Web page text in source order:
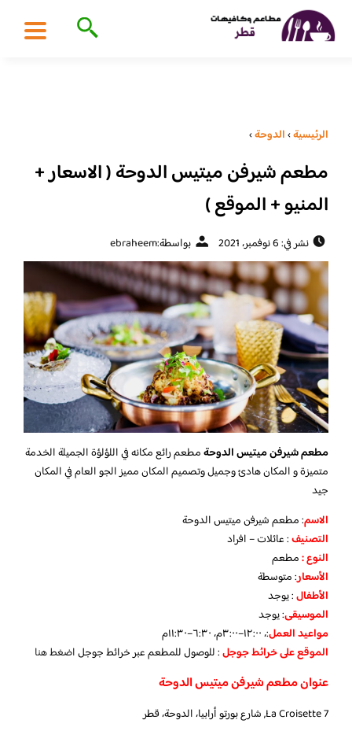
الرئيسية›الدوحة›
مطعم شيرفن ميتيس الدوحة ( الاسعار +
المنيو + الموقع )
نشر في: 6 نوفمبر، 2021 بواسطة:ebraheem
مطعم شيرفن ميتيس الدوحةمطعم رائع مكانه في اللؤلؤة الجميلة الخدمة
متميزة و المكان هادئ وجميل وتصميم المكان مميز الجو العام في المكان
جيد
الاسم: مطعم شيرفن ميتيس الدوحة
التصنيف: عائلات – افراد
النوع :مطعم
الأسعار:متوسطة
الأطفال:يوجد
الموسيقى:يوجد
مواعيد العمل:، ١٢:٠٠–٣:٠٠م، ٦:٣٠–١١:٣٠م
الموقع على خرائط جوجل: للوصول للمطعم عبر خرائط جوجلاضغط هنا
عنوان مطعم شيرفن ميتيس الدوحة
7 La Croisette, شارع بورتو أرابيا، الدوحة، قطر